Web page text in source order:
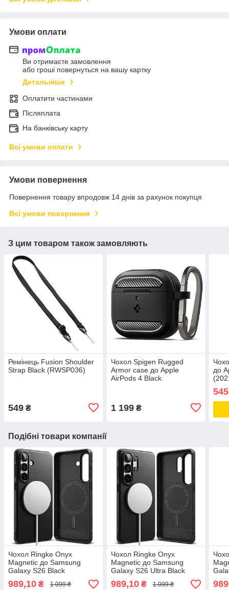
Умови оплати
Ви отримаєте замовлення
або гроші повернуться на вашу картку
Детальніше
Оплатити частинами
Післяплата
На банківську карту
Всі умови оплати
Умови повернення
Повернення товару впродовж 14 днів за рахунок покупця
Всі умови повернення
З цим товаром також замовляють
Ремінець Fusion Shoulder
Strap Black (RWSP036)
549 ₴
Чохол Spigen Rugged
Armor case до Apple
AirPods 4 Black
1 199₴
до
Подібні товари компанії
Чохол Ringke Onyx
Magnetic до Samsung
Galaxy S26 Black
(OMG1249E55)
989,10 ₴ 1 099 ₴
Чохол Ringke Onyx
Magnetic до Samsung
Galaxy S26 Ultra Black
(OMG1240E55)
989,10₴ 1 099 ₴